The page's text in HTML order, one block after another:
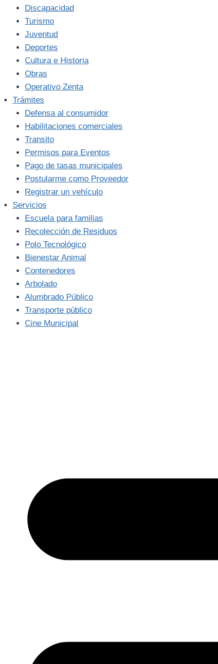
Discapacidad
Turismo
Juventud
Deportes
Cultura e Historia
Obras
Operativo Zenta
Trámites
Defensa al consumidor
Habilitaciones comerciales
Transito
Permisos para Eventos
Pago de tasas municipales
Postularme como Proveedor
Registrar un vehículo
Servicios
Escuela para familias
Recolección de Residuos
Polo Tecnológico
Bienestar Animal
Contenedores
Arbolado
Alumbrado Público
Transporte público
Cine Municipal